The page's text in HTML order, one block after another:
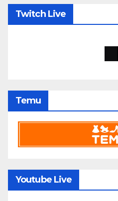
Twitch Live
Temu
Youtube Live